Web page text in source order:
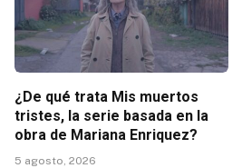
¿De qué trata Mis muertos
tristes, la serie basada en la
obra de Mariana Enriquez?
5 agosto, 2026